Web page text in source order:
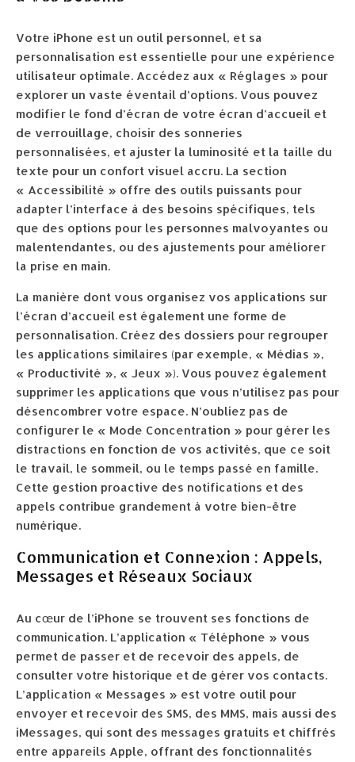
Votre iPhone est un outil personnel, et sa
personnalisation est essentielle pour une expérience
utilisateur optimale. Accédez aux « Réglages » pour
explorer un vaste éventail d’options. Vous pouvez
modifier le fond d’écran de votre écran d’accueil et
de verrouillage, choisir des sonneries
personnalisées, et ajuster la luminosité et la taille du
texte pour un confort visuel accru. La section
« Accessibilité » offre des outils puissants pour
adapter l’interface à des besoins spécifiques, tels
que des options pour les personnes malvoyantes ou
malentendantes, ou des ajustements pour améliorer
la prise en main.
La manière dont vous organisez vos applications sur
l’écran d’accueil est également une forme de
personnalisation. Créez des dossiers pour regrouper
les applications similaires (par exemple, « Médias »,
« Productivité », « Jeux »). Vous pouvez également
supprimer les applications que vous n’utilisez pas pour
désencombrer votre espace. N’oubliez pas de
configurer le « Mode Concentration » pour gérer les
distractions en fonction de vos activités, que ce soit
le travail, le sommeil, ou le temps passé en famille.
Cette gestion proactive des notifications et des
appels contribue grandement à votre bien-être
numérique.
Communication et Connexion : Appels,
Messages et Réseaux Sociaux
Au cœur de l’iPhone se trouvent ses fonctions de
communication. L’application « Téléphone » vous
permet de passer et de recevoir des appels, de
consulter votre historique et de gérer vos contacts.
L’application « Messages » est votre outil pour
envoyer et recevoir des SMS, des MMS, mais aussi des
iMessages, qui sont des messages gratuits et chiffrés
entre appareils Apple, offrant des fonctionnalités